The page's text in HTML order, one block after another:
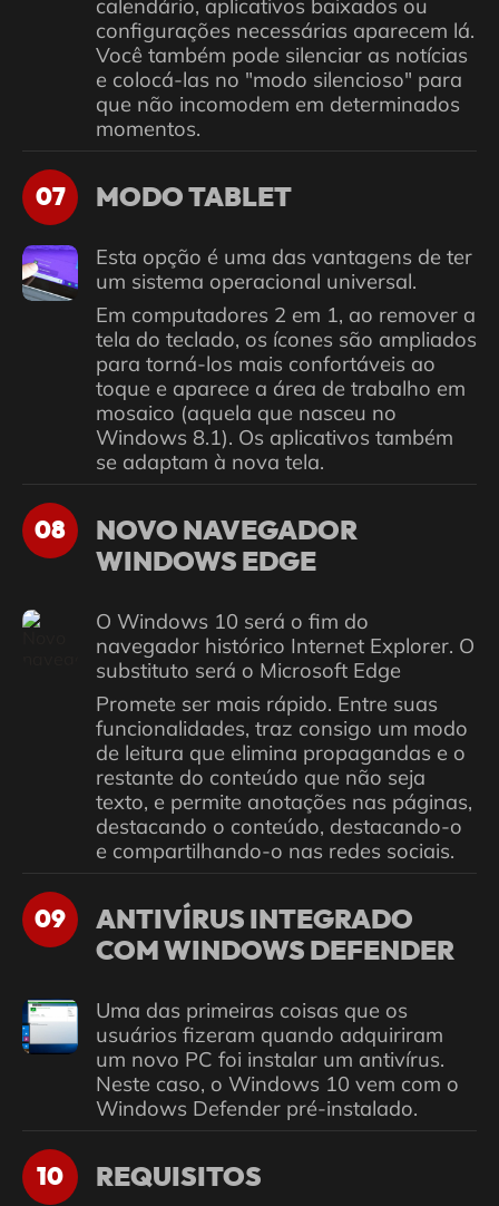
calendário, aplicativos baixados ou
configurações necessárias aparecem lá.
Você também pode silenciar as notícias
e colocá-las no "modo silencioso" para
que não incomodem em determinados
momentos.
07 MODO TABLET
Esta opção é uma das vantagens de ter
um sistema operacional universal.
Em computadores 2 em 1, ao remover a
tela do teclado, os ícones são ampliados
para torná-los mais confortáveis ​​ao
toque e aparece a área de trabalho em
mosaico (aquela que nasceu no
Windows 8.1). Os aplicativos também
se adaptam à nova tela.
08
NOVO NAVEGADOR
WINDOWS EDGE
O Windows 10 será o fim do
navegador histórico Internet Explorer. O
substituto será o Microsoft Edge
Promete ser mais rápido. Entre suas
funcionalidades, traz consigo um modo
de leitura que elimina propagandas e o
restante do conteúdo que não seja
texto, e permite anotações nas páginas,
destacando o conteúdo, destacando-o
e compartilhando-o nas redes sociais.
09
ANTIVÍRUS INTEGRADO
COM WINDOWS DEFENDER
Uma das primeiras coisas que os
usuários fizeram quando adquiriram
um novo PC foi instalar um antivírus.
Neste caso, o Windows 10 vem com o
Windows Defender pré-instalado.
10 REQUISITOS